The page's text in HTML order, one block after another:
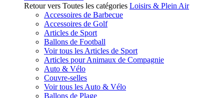
Retour vers Toutes les catégories Loisirs & Plein Air
Accessoires de Barbecue
Accessoires de Golf
Articles de Sport
Ballons de Football
Voir tous les Articles de Sport
Articles pour Animaux de Compagnie
Auto & Vélo
Couvre-selles
Voir tous les Auto & Vélo
Ballons de Plage